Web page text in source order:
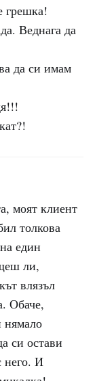
грешка!
Веднага да
да си имам
моят клиент
толкова
един
ли,
влязъл
Обаче,
нямало
си остави
него. И